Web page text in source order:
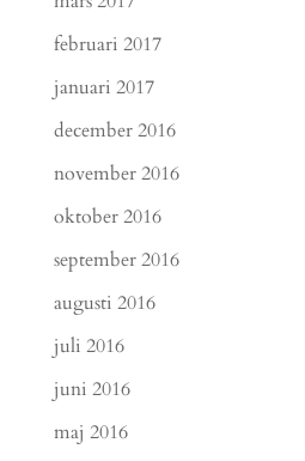
februari 2017
januari 2017
december 2016
november 2016
oktober 2016
september 2016
augusti 2016
juli 2016
juni 2016
maj 2016